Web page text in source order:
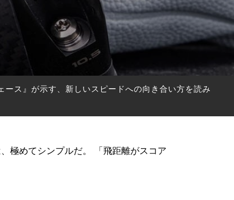
ス』が示す、新しいスピードへの向き合い方を読み
極めてシンプルだ。 「飛距離がスコア